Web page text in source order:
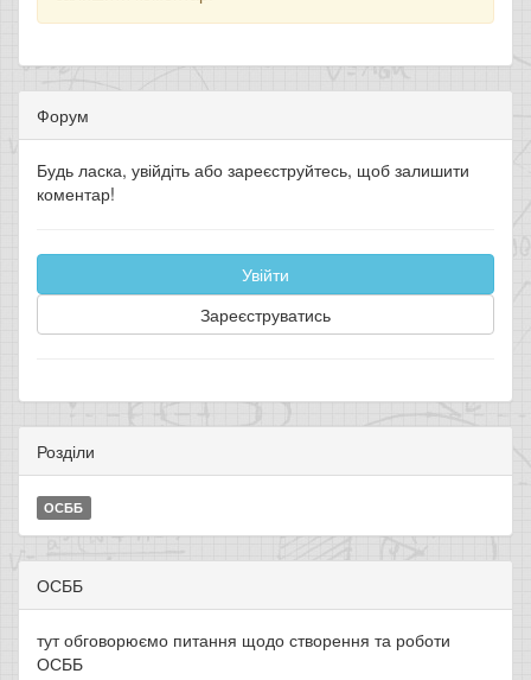
Форум
Будь ласка, увійдіть або зареєструйтесь, щоб залишити
коментар!
Увійти
Зареєструватись
Розділи
ОСББ
ОСББ
тут обговорюємо питання щодо створення та роботи
ОСББ